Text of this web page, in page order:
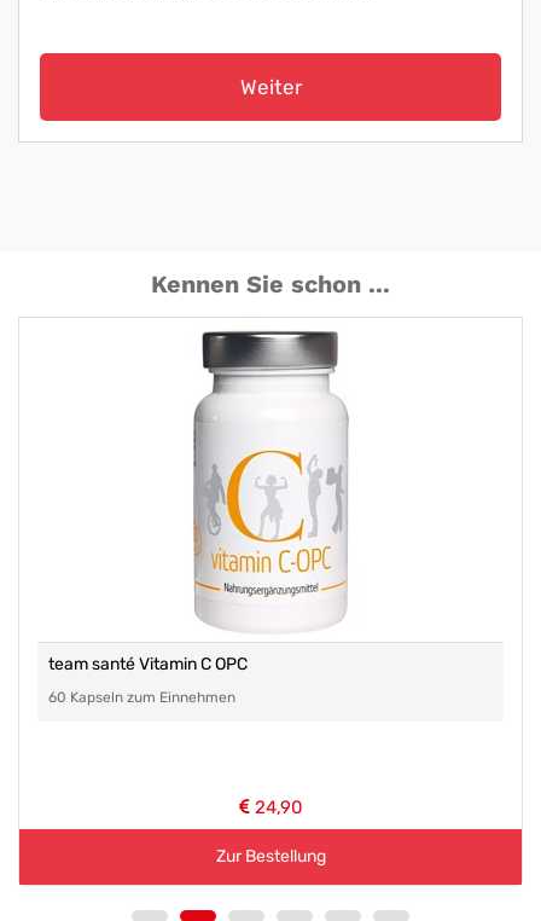
Weiter
Kennen Sie schon ...
team santé Vitamin C OPC
60 Kapseln zum Einnehmen
24,90
Zur Bestellung